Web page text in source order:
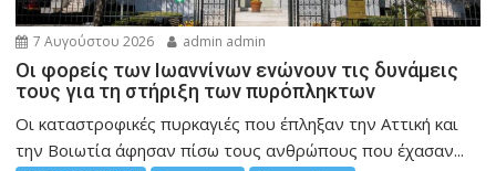
7 Αυγούστου 2026 admin admin
Οι φορείς των Ιωαννίνων ενώνουν τις δυνάμεις
τους για τη στήριξη των πυρόπληκτων
Οι καταστροφικές πυρκαγιές που έπληξαν την Αττική και
την Bοιωτία άφησαν πίσω τους ανθρώπους που έχασαν...